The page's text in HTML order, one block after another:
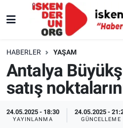
HABERLER YAŞAM
Antalya
satış
24.05.2025 - 18:30
YAYINLANMA
24.05.2025 -
GÜNCELLEME